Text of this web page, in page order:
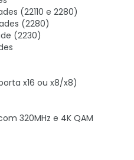
(22110 e 2280)
(2280)
(2230)
x16 ou x8/x8)
320MHz e 4K QAM